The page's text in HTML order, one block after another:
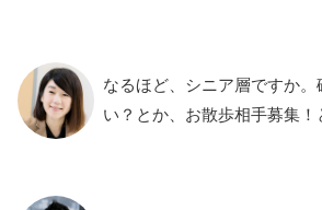
なるほど、シニア層ですか
い？とか、お散歩相手募集